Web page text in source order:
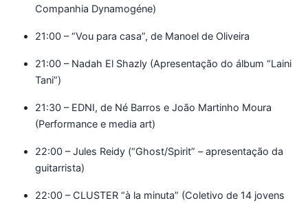
Companhia Dynamogéne)
21:00 – “Vou para casa”, de Manoel de Oliveira
21:00 – Nadah El Shazly (Apresentação do álbum “Laini
Tani”)
21:30 – EDNI, de Né Barros e João Martinho Moura
(Performance e media art)
22:00 – Jules Reidy (“Ghost/Spirit” – apresentação da
guitarrista)
22:00 – CLUSTER “à la minuta” (Coletivo de 14 jovens